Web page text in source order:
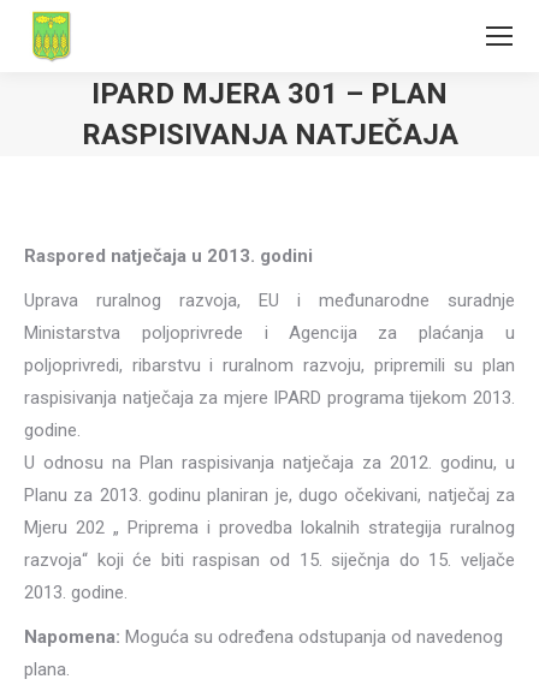
IPARD MJERA 301 – PLAN
RASPISIVANJA NATJEČAJA
Raspored natječaja u 2013. godini
Uprava ruralnog razvoja, EU i međunarodne suradnje
Ministarstva poljoprivrede i Agencija za plaćanja u
poljoprivredi, ribarstvu i ruralnom razvoju, pripremili su plan
raspisivanja natječaja za mjere IPARD programa tijekom 2013.
godine.
U odnosu na Plan raspisivanja natječaja za 2012. godinu, u
Planu za 2013. godinu planiran je, dugo očekivani, natječaj za
Mjeru 202 „ Priprema i provedba lokalnih strategija ruralnog
razvoja“ koji će biti raspisan od 15. siječnja do 15. veljače
2013. godine.
Napomena: Moguća su određena odstupanja od navedenog
plana.